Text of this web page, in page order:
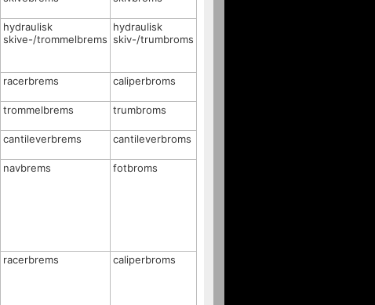
hydraulisk
skive-/trommelbrems
hydraulisk
skiv-/trumbroms
racerbrems caliperbroms
trommelbrems trumbroms
cantileverbrems cantileverbroms
navbrems fotbroms
racerbrems caliperbroms